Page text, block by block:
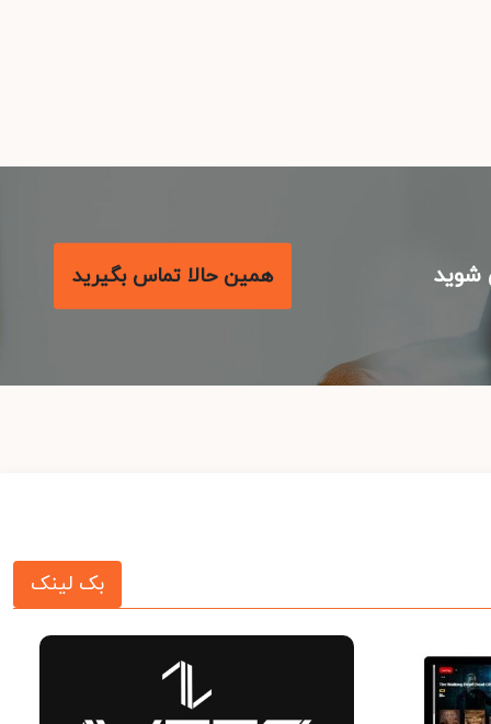
همین حالا تماس بگیرید
بک لینک